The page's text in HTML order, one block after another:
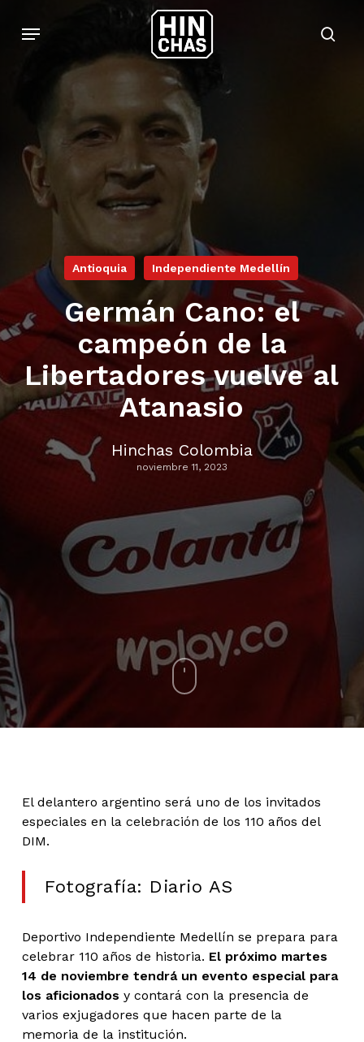
Menu
Antioquia Independiente Medellín
Germán Cano: el
campeón de la
Libertadores vuelve al
Atanasio
Hinchas Colombia
noviembre 11, 2023
El delantero argentino será uno de los invitados
especiales en la celebración de los 110 años del
DIM.
Fotografía: Diario AS
Deportivo Independiente Medellín se prepara para
celebrar 110 años de historia. El próximo martes
14 de noviembre tendrá un evento especial para
los aficionados y contará con la presencia de
varios exjugadores que hacen parte de la
memoria de la institución.